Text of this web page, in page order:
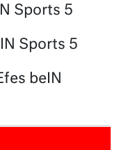
Sports 5
Sports 5
beIN